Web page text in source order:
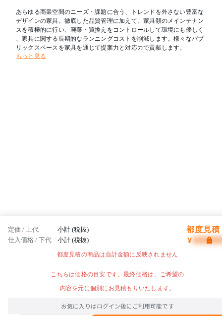
あらゆる商業空間のニーズ・課題に合う、トレンドを外さない豊富な
デザインの家具。徹底した品質管理に加えて、家具類のメインテナン
スを積極的に行い、廃棄・買換えをコントロールして環境にも優しく
、家具に関する長期的なランニングコストを削減します。様々なパブ
リックスペースを家具を通じて提案力と対応力で貢献します。
もっと見る
定価 / 上代 小計 (税抜) 都度見積
仕入価格 / 下代 小計 (税抜) ¥
都度見積の商品は合計金額に反映されません
こちらは価格の目安です。最終価格は、ご希望の
内容を元に個別にお見積もりいたします。
お気に入りはログイン後にご利用可能です